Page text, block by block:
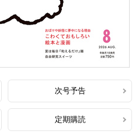
次号予告
定期購読